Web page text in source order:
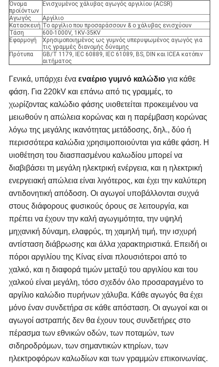
Όνομα
προϊόντων
Ενισχυμένος χάλυβας αγωγός αργιλίου (ACSR)
Αγωγός
Αργίλιο
Κατασκευή Το αργίλιο που προσαράσσουν & ο χάλυβας ενισχύουν
Τάση
600-1000V, 1KV-35KV
Εφαρμογή
Χρησιμοποιημένος ως γυμνός υπερυψωμένος αγωγός για
τις γραμμές διανομής δύναμης
Πρότυπα
GB/T 1179, IEC 60889, IEC 61089, BS, DIN και ICEA κατόπιν
αιτήματος
Γενικά, υπάρχει ένα εναέριο γυμνό καλώδιογια κάθε
φάση. Για 220kV και επάνω από τις γραμμές, το
χωρίζοντας καλώδιο φάσης υιοθετείται προκειμένου να
μειωθούν η απώλεια κορώνας και η παρέμβαση κορώνας
λόγω της μεγάλης ικανότητας μετάδοσης, δηλ., δύο ή
περισσότερα καλώδια χρησιμοποιούνται για κάθε φάση. Η
υιοθέτηση του διασπασμένου καλωδίου μπορεί να
διαβιβάσει τη μεγάλη ηλεκτρική ενέργεια, και η ηλεκτρική
ενεργειακή απώλεια είναι λιγότερος, και έχει την καλύτερη
αντιδονητική απόδοση. Οι αγωγοί υποβάλλονται συχνά
στους διάφορους φυσικούς όρους σε λειτουργία, και
πρέπει να έχουν την καλή αγωγιμότητα, την υψηλή
μηχανική δύναμη, ελαφρύς, τη χαμηλή τιμή, την ισχυρή
αντίσταση διάβρωσης και άλλα χαρακτηριστικά. Επειδή οι
πόροι αργιλίου της Κίνας είναι πλουσιότεροι από το
χαλκό, και η διαφορά τιμών μεταξύ του αργιλίου και του
χαλκού είναι μεγάλη, τόσο σχεδόν όλο προσαραγμένο το
αργίλιο καλώδιο πυρήνων χάλυβα. Κάθε αγωγός θα έχει
μόνο έναν συνδετήρα σε κάθε απόσταση. Οι αγωγοί και οι
αγωγοί αστραπής δεν θα έχουν τους συνδετήρες στο
πέρασμα των εθνικών οδών, των ποταμών, των
σιδηροδρόμων, των σημαντικών κτηρίων, των
ηλεκτροφόρων καλωδίων και των γραμμών επικοινωνίας.